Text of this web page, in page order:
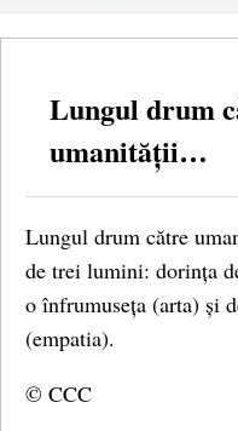
Lungul drum
umanității…
Lungul drum către
de trei lumini: dorința
o înfrumuseța (arta) și
(empatia).
© CCC